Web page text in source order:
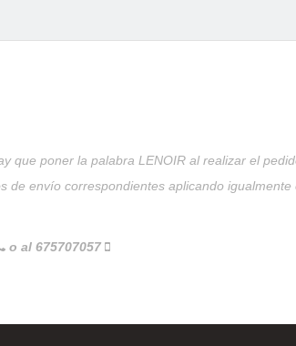
poner la palabra LENOIR al realizar el
envío correspondientes aplicando igualmente
o al 675707057